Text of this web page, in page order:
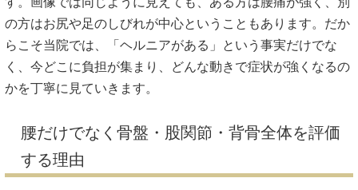
の方はお尻や足のしびれが中心ということもあります。だか
らこそ当院では、「ヘルニアがある」という事実だけでな
く、今どこに負担が集まり、どんな動きで症状が強くなるの
かを丁寧に見ていきます。
腰だけでなく骨盤・股関節・背骨全体を評価
する理由